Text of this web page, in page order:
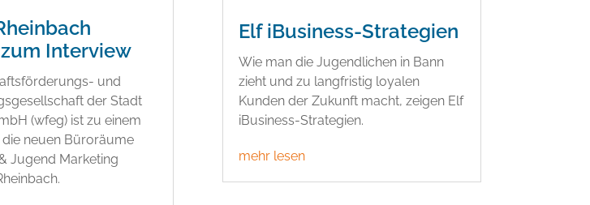
Interview
und
der Stadt
(wfeg) ist zu einem
die neuen Büroräume
Jugend Marketing
Elf iBusiness-Strategien
Wie man die Jugendlichen in Bann
zieht und zu langfristig loyalen
Kunden der Zukunft macht, zeigen Elf
iBusiness-Strategien.
mehr lesen